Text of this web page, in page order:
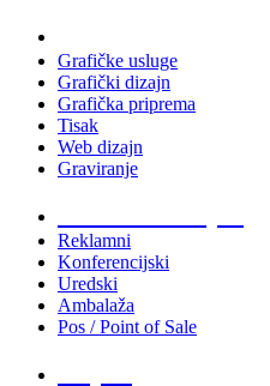
Grafičke usluge
Grafički dizajn
Grafička priprema
Tisak
Web dizajn
Graviranje
Reklamni
Konferencijski
Uredski
Ambalaža
Pos / Point of Sale